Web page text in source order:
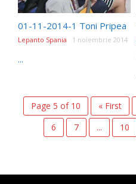
01-11-2014-1 Toni Pripea
Lepanto Spania 1 noiembrie 2014
...
Page 5 of 10 « First
6
7 ... 10